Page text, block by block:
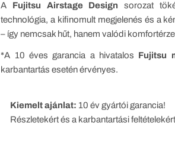
A Fujitsu Airstage Design sorozat
technológia, a kifinomult megjelenés és a
– így nemcsak hűt, hanem valódi
*A 10 éves garancia a hivatalos Fujitsu
karbantartás esetén érvényes.
Kiemelt ajánlat: 10 év gyártói garancia!
Részletekért és a karbantartási